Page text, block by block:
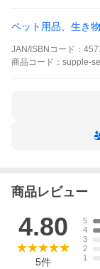
■賞味期限
■対象年齢
犬 猫 老犬 みつば
ルゼリー プロポリ
栄養 栄養豊富 非
ペット用品、生き物
JAN/ISBNコード：
商品 コード： supple-
商品レビュー
4.80
5件
5
4
3
2
1